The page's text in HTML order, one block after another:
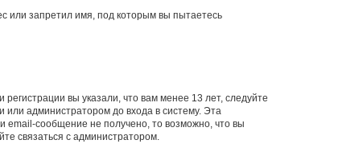
или запретил имя, под которым вы пытаетесь
вы указали, что вам менее 13 лет, следуйте
администратором до входа в систему. Эта
email-сообщение не получено, то возможно, что вы
связаться с администратором.